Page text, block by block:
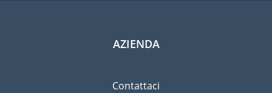
AZIENDA
Contattaci